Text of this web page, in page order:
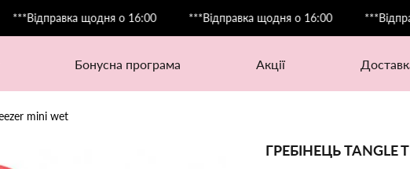
щодня о 16:00 ***Відправка щодня о 16:00 ***Відправка
бонусна програма акції
mini wet
ГРЕБІНЕЦЬ TANGLE